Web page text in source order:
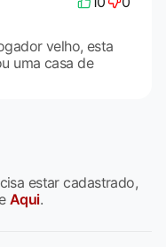
velho, esta
uma casa de
estar cadastrado,
Aqui.